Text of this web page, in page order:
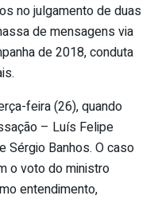
no julgamento de duas
de mensagens via
de 2018, conduta
feira (26), quando
– Luís Felipe
Sérgio Banhos. O caso
o voto do ministro
entendimento,